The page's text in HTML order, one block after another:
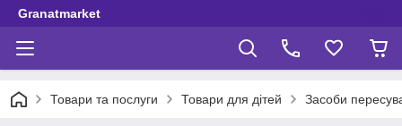
Granatmarket
Товари та послуги Товари для дітей Засоби